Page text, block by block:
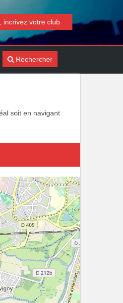
incrivez votre club
Rechercher
soit en navigant